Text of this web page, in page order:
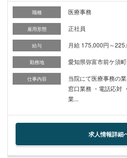
職種 医療事務
雇用形態 正社員
給与 月給 175,000円～
勤務地 愛知県弥富市前ケ須
仕事内容
当院にて医療事務の
窓口業務 ・電話応対
業...
求人情報詳細